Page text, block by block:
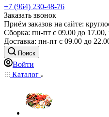
+7 (964) 230-48-76
Заказать звонок
Приём заказов на сайте:
Сборка: пн-пт с 09.00 до
Доставка: пн-пт с 09.00 до
Поиск
Войти
Каталог